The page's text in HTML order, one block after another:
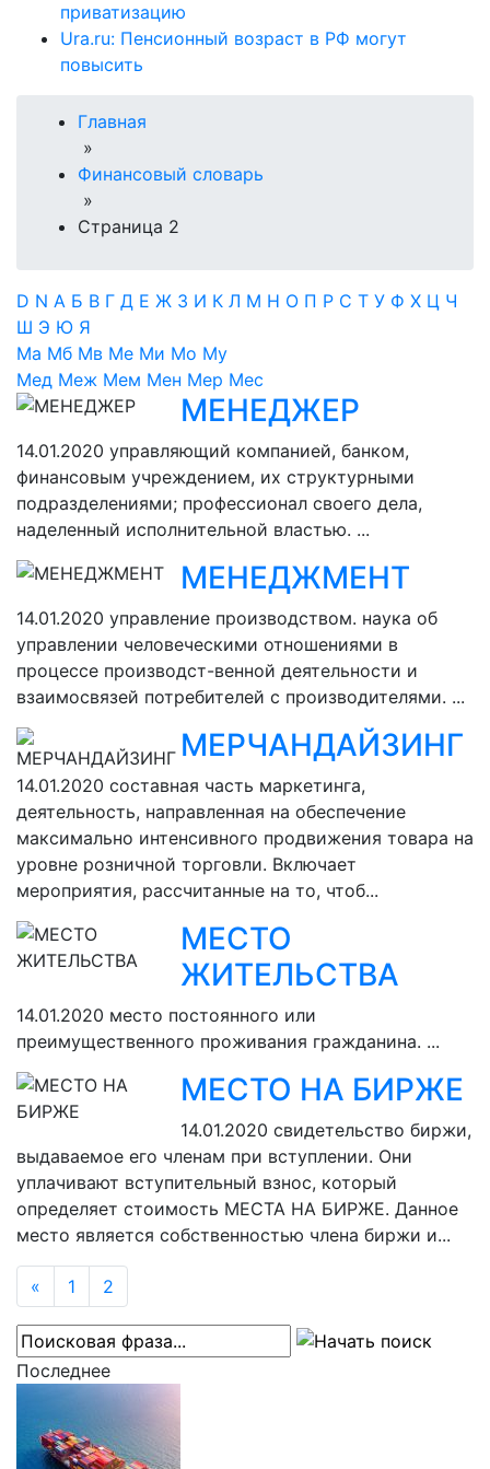
приватизацию
Ura.ru: Пенсионный возраст в РФ могут
повысить
Главная
»
Финансовый словарь
»
Страница 2
D N А Б В Г Д Е Ж З И К Л М Н О П Р С Т У Ф Х Ц Ч
Ш Э Ю Я
Ма Мб Мв Ме Ми Мо Му
Мед Меж Мем Мен Мер Мес
МЕНЕДЖЕР
14.01.2020 управляющий компанией, банком,
финансовым учреждением, их структурными
подразделениями; профессионал своего дела,
наделенный исполнительной властью. ...
МЕНЕДЖМЕНТ
14.01.2020 управление производством. наука об
управлении человеческими отношениями в
процессе производст-венной деятельности и
взаимосвязей потребителей с производителями. ...
МЕРЧАНДАЙЗИНГ
14.01.2020 составная часть маркетинга,
деятельность, направленная на обеспечение
максимально интенсивного продвижения товара на
уровне розничной торговли. Включает
мероприятия, рассчитанные на то, чтоб...
МЕСТО
ЖИТЕЛЬСТВА
14.01.2020 место постоянного или
преимущественного проживания гражданина. ...
МЕСТО НА БИРЖЕ
14.01.2020 свидетельство биржи,
выдаваемое его членам при вступлении. Они
уплачивают вступительный взнос, который
определяет стоимость МЕСТА НА БИРЖЕ. Данное
место является собственностью члена биржи и...
« 1 2
Последнее